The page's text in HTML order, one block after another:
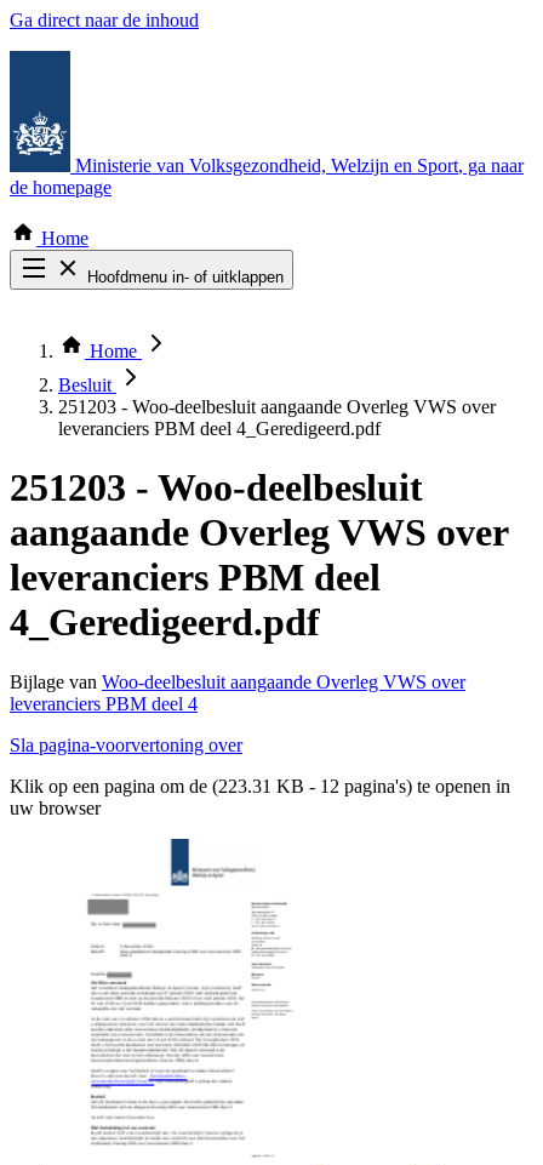
Ga direct naar de inhoud
Ministerie van Volksgezondheid, Welzijn en Sport, ga naar
de homepage
Home
Hoofdmenu in- of uitklappen
Thema COVID-19
Bekijk per bestuursorgaan
Home
Besluit
251203 - Woo-deelbesluit aangaande Overleg VWS over
leveranciers PBM deel 4_Geredigeerd.pdf
251203 - Woo-deelbesluit
aangaande Overleg VWS over
leveranciers PBM deel
4_Geredigeerd.pdf
Bijlage van Woo-deelbesluit aangaande Overleg VWS over
leveranciers PBM deel 4
Sla pagina-voorvertoning over
Klik op een pagina om de (223.31 KB - 12 pagina's) te openen in
uw browser